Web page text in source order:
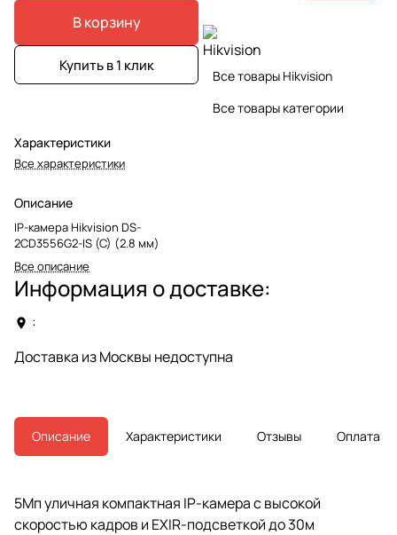
В корзину
Купить в 1 клик
Характеристики
Все характеристики
Описание
IP-камера Hikvision DS-
2CD3556G2-IS (С) (2.8 мм)
Все описание
Все товары Hikvision
Все товары категории
Информация о доставке:
:
Доставка из Москвы недоступна
Описание Характеристики Отзывы Оплата
5Мп уличная компактная IP-камера с высокой
скоростью кадров и EXIR-подсветкой до 30м